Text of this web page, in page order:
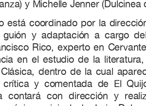
y Michelle Jenner (Dulcinea
está coordinado por la
guión y adaptación a cargo
Rico, experto en
en el estudio de la
dentro de la cual
y comentada de El
contará con dirección y